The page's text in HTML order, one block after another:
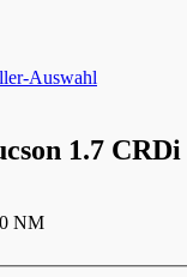
Auswahl
1.7 CRDi
NM